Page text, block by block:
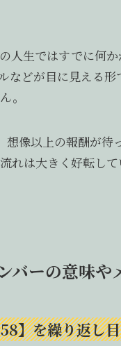
人生ではすでに何
などが目に見える
。
想像以上の報酬が
れは大きく好転し
バーの意味や
】を繰り返し